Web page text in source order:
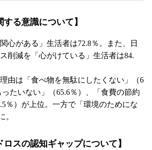
する意識について】
心がある」生活者は72.8％。また、日
削減を「心がけている」生活者は84.
由は「食べ物を無駄にしたくない」（6
たいない」（65.6％）、「食費の節約
％）が上位。一方で「環境のためにな
。
ロスの認知ギャップについて】